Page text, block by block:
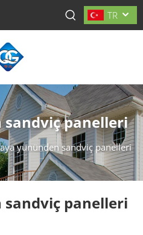
TR
panelleri
yününden sandviç panelleri
sandviç panelleri